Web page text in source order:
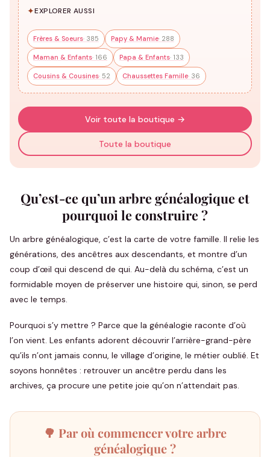
✦EXPLORER AUSSI
Frères & Soeurs· 385 Papy & Mamie· 288
Maman & Enfants· 166 Papa & Enfants· 133
Cousins & Cousines· 52 Chaussettes Famille· 36
Voir toute la boutique →
Toute la boutique
Qu’est-ce qu’un arbre généalogique et
pourquoi le construire ?
Un arbre généalogique, c’est la carte de votre famille. Il relie les
générations, des ancêtres aux descendants, et montre d’un
coup d’œil qui descend de qui. Au-delà du schéma, c’est un
formidable moyen de préserver une histoire qui, sinon, se perd
avec le temps.
Pourquoi s’y mettre ? Parce que la généalogie raconte d’où
l’on vient. Les enfants adorent découvrir l’arrière-grand-père
qu’ils n’ont jamais connu, le village d’origine, le métier oublié. Et
soyons honnêtes : retrouver un ancêtre perdu dans les
archives, ça procure une petite joie qu’on n’attendait pas.
🌳 Par où commencer votre arbre
généalogique ?